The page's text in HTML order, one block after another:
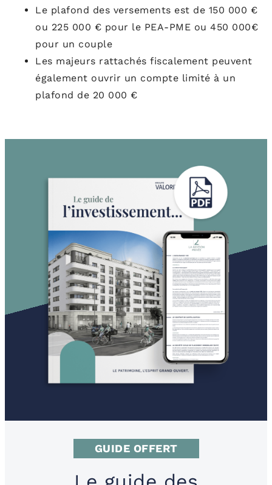
Le plafond des versements est de 150 000 €
ou 225 000 € pour le PEA-PME ou 450 000€
pour un couple
Les majeurs rattachés fiscalement peuvent
également ouvrir un compte limité à un
plafond de 20 000 €
GUIDE OFFERT